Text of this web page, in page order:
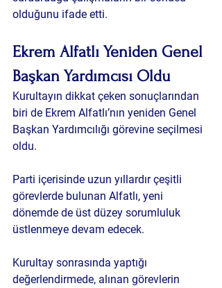
olduğunu ifade etti.
Ekrem Alfatlı Yeniden Genel
Başkan Yardımcısı Oldu
Kurultayın dikkat çeken sonuçlarından
biri de Ekrem Alfatlı’nın yeniden Genel
Başkan Yardımcılığı görevine seçilmesi
oldu.
Parti içerisinde uzun yıllardır çeşitli
görevlerde bulunan Alfatlı, yeni
dönemde de üst düzey sorumluluk
üstlenmeye devam edecek.
Kurultay sonrasında yaptığı
değerlendirmede, alınan görevlerin